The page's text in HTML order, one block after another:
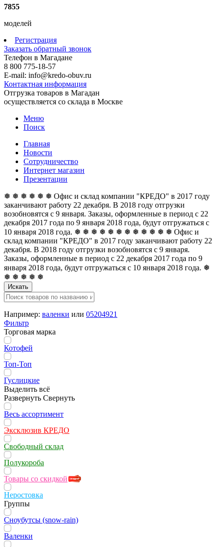
7855
моделей
Регистрация
Заказать обратный звонок
Телефон в Магадане
8 800 775-18-57
E-mail: info@kredo-obuv.ru
Контактная информация
Отгрузка товаров в Магадан
осуществляется со склада в Москве
Меню
Поиск
Главная
Новости
Сотрудничество
Интернет магазин
Презентации
❅ ❅ ❅ ❅ ❅ ❅ Офис и склад компании "КРЕДО" в 2017 году
заканчивают работу 22 декабря. В 2018 году отгрузки
возобновятся с 9 января. Заказы, оформленные в период с 22
декабря 2017 года по 9 января 2018 года, будут отгружаться с
10 января 2018 года. ❅ ❅ ❅ ❅ ❅ ❅ ❅ ❅ ❅ ❅ ❅ ❅ Офис и
склад компании "КРЕДО" в 2017 году заканчивают работу 22
декабря. В 2018 году отгрузки возобновятся с 9 января.
Заказы, оформленные в период с 22 декабря 2017 года по 9
января 2018 года, будут отгружаться с 10 января 2018 года. ❅
❅ ❅ ❅ ❅ ❅
Искать
Например: валенки или 05204921
Фильтр
Торговая марка
Котофей
Топ-Топ
Гуслицкие
Выделить всё
Развернуть Свернуть
Весь ассортимент
Эксклюзив КРЕДО
Свободный склад
Полукороба
Товары со скидкой
Неростовка
Группы
Сноубутсы (snow-rain)
Валенки